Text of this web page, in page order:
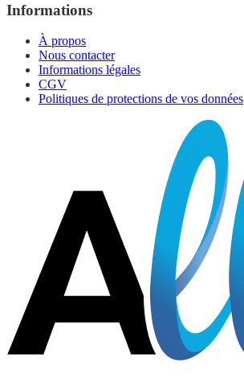
Informations
À propos
Nous contacter
Informations légales
CGV
Politiques de protections de vos données